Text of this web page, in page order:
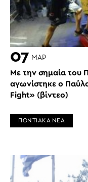
07 ΜΑΡ
Με την σημαία του
αγωνίστηκε o
Fight» (βίντεο)
ΠΟΝΤΙΑΚΑ ΝΕΑ